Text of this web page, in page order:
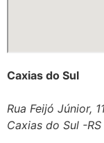
Caxias do Sul
Rua Feijó Júnior,
Caxias do Sul -RS